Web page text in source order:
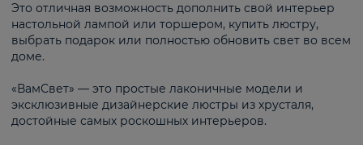
Это отличная возможность дополнить свой интерьер
настольной лампой или торшером, купить люстру,
выбрать подарок или полностью обновить свет во всем
доме.
«ВамСвет» — это простые лаконичные модели и
эксклюзивные дизайнерские люстры из хрусталя,
достойные самых роскошных интерьеров.